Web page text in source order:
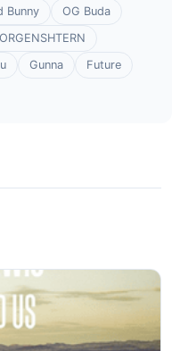
Bunny
OG Buda
Gunna
Future